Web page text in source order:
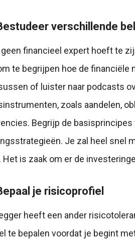
verschillende
financieel expert hoeft te
te begrijpen hoe de financiële
of luister naar podcasts
zoals aandelen,
Begrijp de
Je zal heel snel
Het is zaak om er de
je risicoprofiel
heeft een ander
te bepalen voordat je begint